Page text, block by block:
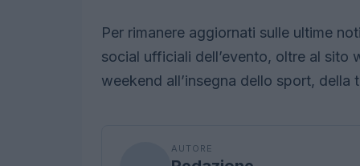
Per rimanere aggiornati sulle ultime
social ufficiali dell’evento, oltre al sito
weekend all’insegna dello sport,
AUTORE